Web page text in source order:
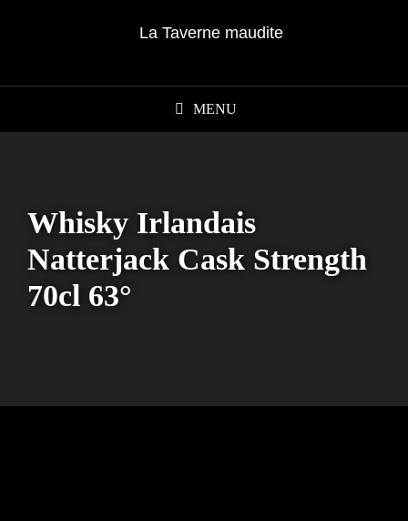
MENU
Whisky Irlandais
Natterjack Cask Strength
70cl 63°